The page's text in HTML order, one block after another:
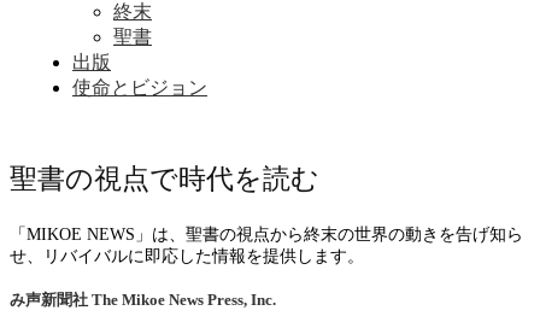
終末
聖書
出版
使命とビジョン
聖書の視点で時代を読む
「MIKOE NEWS」は、聖書の視点から終末の世界の動きを告げ知ら
せ、リバイバルに即応した情報を提供します。
み声新聞社 The Mikoe News Press, Inc.